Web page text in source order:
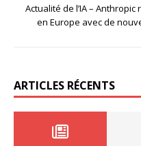
Actualité de l’IA –
en Europe avec de
ARTICLES RÉCENTS